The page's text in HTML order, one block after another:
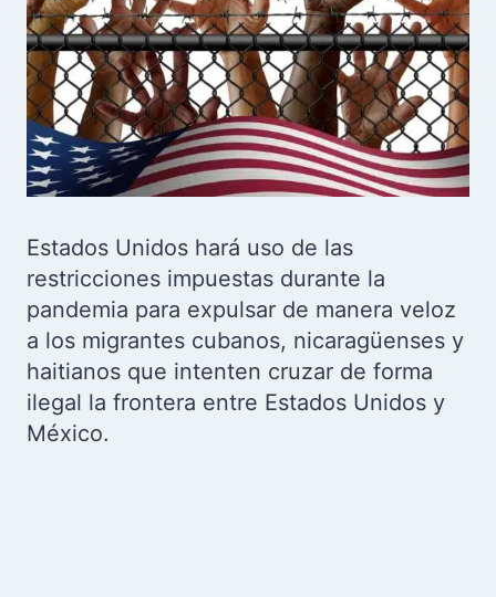
Estados Unidos hará uso de las
restricciones impuestas durante la
pandemia para expulsar de manera veloz
a los migrantes cubanos, nicaragüenses y
haitianos que intenten cruzar de forma
ilegal la frontera entre Estados Unidos y
México.